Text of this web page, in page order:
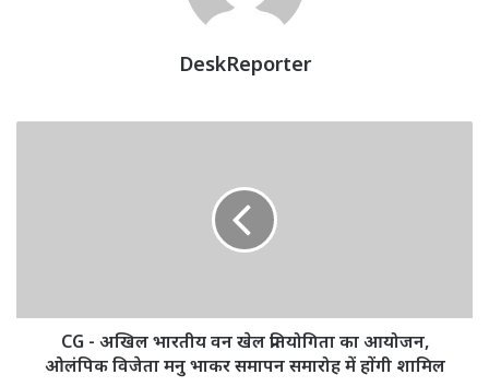
DeskReporter
आयोजन,
विजेता
CG - अखिल भारतीय वन खेल प्रतियोगिता का आयोजन,
ओलंपिक विजेता मनु भाकर समापन समारोह में होंगी शामिल